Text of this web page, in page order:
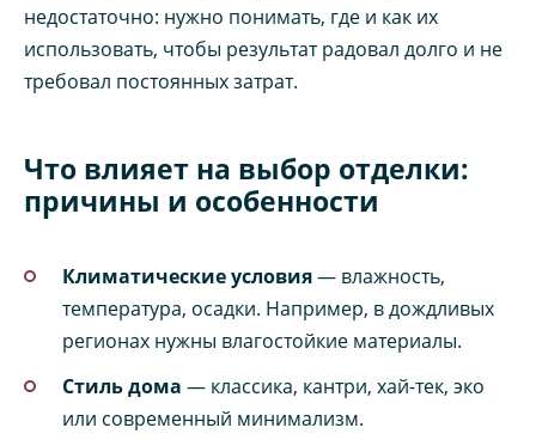
недостаточно: нужно понимать, где и как их
использовать, чтобы результат радовал долго и не
требовал постоянных затрат.
Что влияет на выбор отделки:
причины и особенности
Климатические условия— влажность,
температура, осадки. Например, в дождливых
регионах нужны влагостойкие материалы.
Стиль дома — классика, кантри, хай-тек, эко
или современный минимализм.